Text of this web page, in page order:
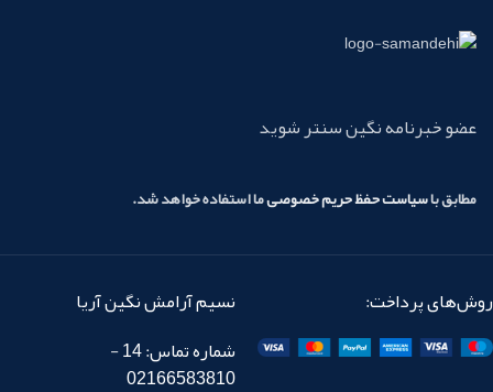
عضو خبرنامه نگین سنتر شوید
مطابق باسیاست حفظ حریم خصوصیما استفاده خواهد شد.
روش‌های پرداخت:
نسیم آرامش نگین آریا
شماره تماس: 14 -
02166583810